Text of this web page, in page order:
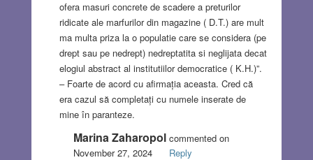
ofera masuri concrete de scadere a preturilor
ridicate ale marfurilor din magazine ( D.T.) are mult
ma multa priza la o populatie care se considera (pe
drept sau pe nedrept) nedreptatita si neglijata decat
elogiul abstract al institutiilor democratice ( K.H.)”.
– Foarte de acord cu afirmația aceasta. Cred că
era cazul să completați cu numele inserate de
mine în paranteze.
Marina Zaharopolcommented on
November 27, 2024
Reply